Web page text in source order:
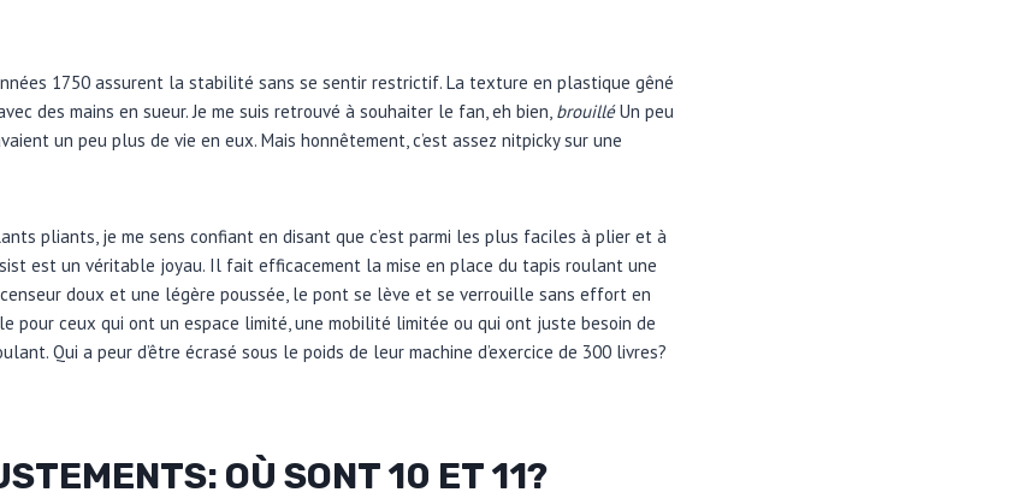
1750 assurent la stabilité sans se sentir restrictif. La texture en plastique gêné
des mains en sueur. Je me suis retrouvé à souhaiter le fan, eh bien, brouilléUn peu
un peu plus de vie en eux. Mais honnêtement, c’est assez nitpicky sur une
pliants, je me sens confiant en disant que c’est parmi les plus faciles à plier et à
est un véritable joyau. Il fait efficacement la mise en place du tapis roulant une
doux et une légère poussée, le pont se lève et se verrouille sans effort en
pour ceux qui ont un espace limité, une mobilité limitée ou qui ont juste besoin de
Qui a peur d’être écrasé sous le poids de leur machine d’exercice de 300 livres?
OÙ SONT 10 ET 11?